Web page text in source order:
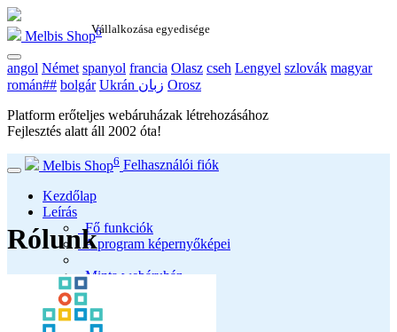
Vállalkozása egyedisége
Melbis Shop6
angol Német spanyol francia Olasz cseh Lengyel szlovák magyar
román## bolgár Ukrán زبان Orosz
Platform erőteljes webáruházak létrehozásához
Fejlesztés alatt áll 2002 óta!
Melbis Shop6 Felhasználói fiók
Kezdőlap
Leírás
Fő funkciók
A program képernyőképei
Minta webáruház
Program
Árak és licencek
Telepítőcsomagok
Rólunk